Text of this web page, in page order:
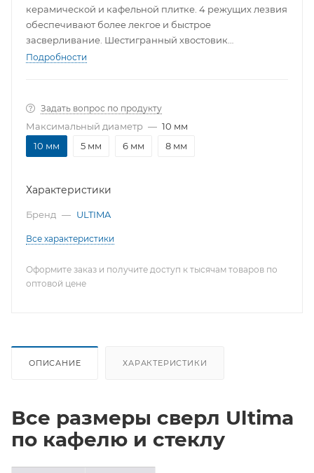
керамической и кафельной плитке. 4 режущих лезвия
обеспечивают более лекгое и быстрое
засверливание. Шестигранный хвостовик
обеспечивает надежное удержание в патроне.
Подробности
Задать вопрос по продукту
Максимальный диаметр — 10 мм
10 мм
5 мм 6 мм 8 мм
Характеристики
Бренд — ULTIMA
Все характеристики
Оформите заказ и получите доступ к тысячам товаров по
оптовой цене
ОПИСАНИЕ ХАРАКТЕРИСТИКИ
Все размеры сверл Ultima
по кафелю и стеклу